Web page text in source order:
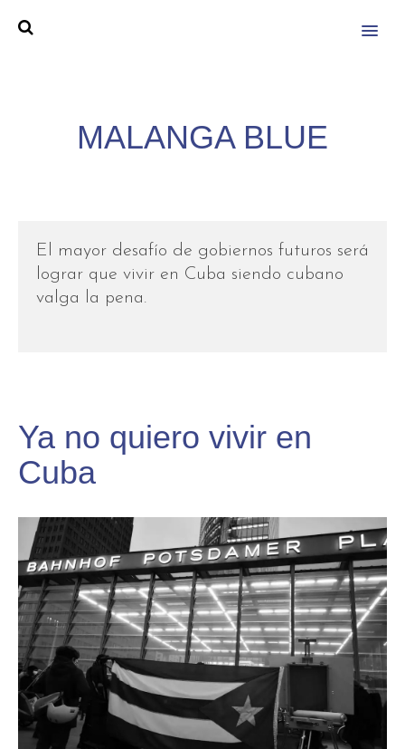
MENU
MALANGA BLUE
El mayor desafío de gobiernos futuros será
lograr que vivir en Cuba siendo cubano
valga la pena.
Ya no quiero vivir en
Cuba